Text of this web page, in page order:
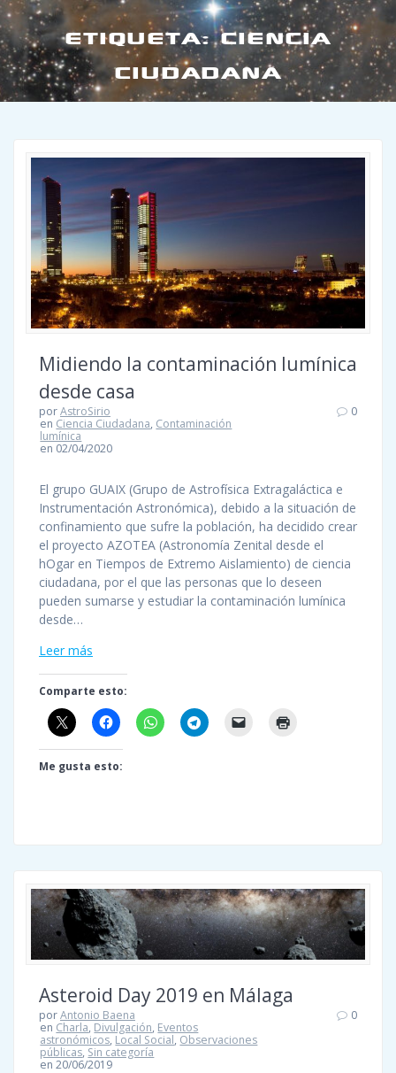
ETIQUETA:CIENCIA
CIUDADANA
Midiendo la contaminación lumínica
desde casa
porAstroSirio
en Ciencia Ciudadana, Contaminación
lumínica
en 02/04/2020
0
El grupo GUAIX (Grupo de Astrofísica Extragaláctica e
Instrumentación Astronómica), debido a la situación de
confinamiento que sufre la población, ha decidido crear
el proyecto AZOTEA (Astronomía Zenital desde el
hOgar en Tiempos de Extremo Aislamiento) de ciencia
ciudadana, por el que las personas que lo deseen
pueden sumarse y estudiar la contaminación lumínica
desde…
Leer más
Comparte esto:
Me gusta esto:
Asteroid Day 2019 en Málaga
porAntonio Baena
en Charla, Divulgación, Eventos
astronómicos, Local Social, Observaciones
públicas, Sin categoría
en 20/06/2019
0